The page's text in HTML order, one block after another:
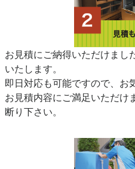
お見積にご納得いただけまし
いたします。
即日対応も可能ですので、お
お見積内容にご満足いただけ
断り下さい。